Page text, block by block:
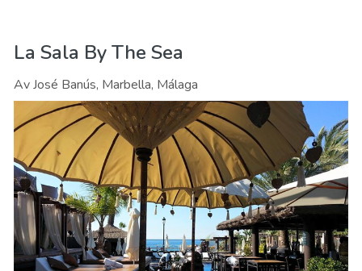
La Sala By The Sea
Av José Banús, Marbella, Málaga